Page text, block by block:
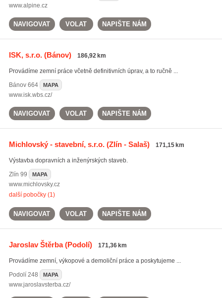
www.alpine.cz
NAVIGOVAT VOLAT NAPIŠTE NÁM
ISK, s.r.o.(Bánov) 186,92 km
Provádíme zemní práce včetně definitivních úprav, a to ručně ...
Bánov664 MAPA
www.isk.wbs.cz/
NAVIGOVAT VOLAT NAPIŠTE NÁM
Michlovský - stavební, s.r.o.(Zlín - Salaš) 171,15 km
Výstavba dopravních a inženýrských staveb.
Zlín 99 MAPA
www.michlovsky.cz
další pobočky (1)
NAVIGOVAT VOLAT NAPIŠTE NÁM
Jaroslav Štěrba(Podolí) 171,36 km
Provádíme zemní, výkopové a demoliční práce a poskytujeme ...
Podolí248 MAPA
www.jaroslavsterba.cz/